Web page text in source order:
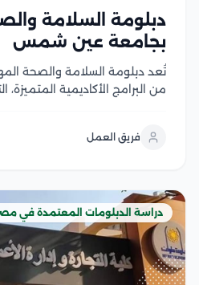
دبلومة السلامة
بجامعة عين شمس
تُعد دبلومة السلامة والصحة
من البرامج الأكاديمية المتميزة،
الجانب النظري والتطبيق
فريق العمل
دراسة الدبلومات المعتمدة في